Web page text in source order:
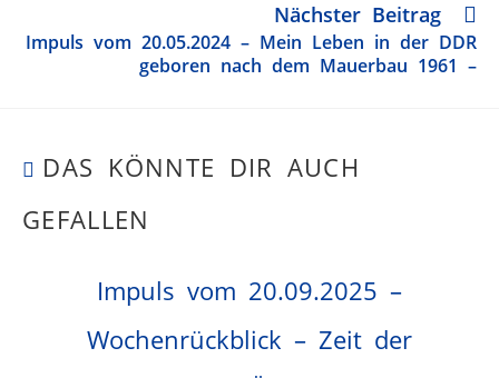
Nächster Beitrag
Impuls vom 20.05.2024 – Mein Leben in der DDR
geboren nach dem Mauerbau 1961 –
DAS KÖNNTE DIR AUCH
GEFALLEN
Impuls vom 20.09.2025 –
Wochenrückblick – Zeit der